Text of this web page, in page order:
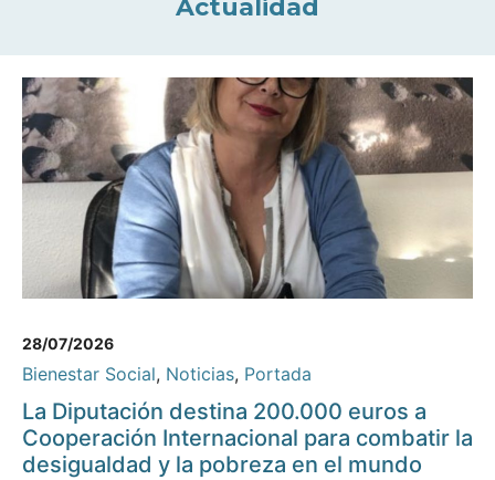
Actualidad
28/07/2026
Bienestar Social, Noticias, Portada
La Diputación destina 200.000 euros a
Cooperación Internacional para combatir la
desigualdad y la pobreza en el mundo